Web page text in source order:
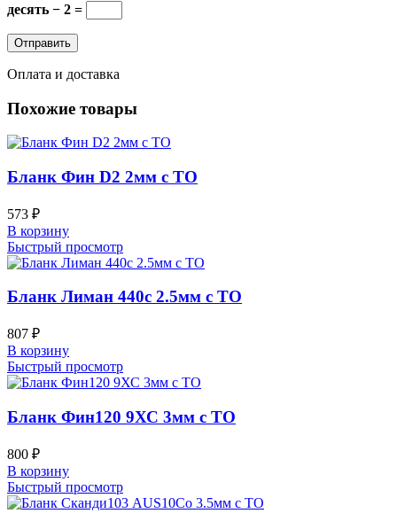
десять − 2 =
Оплата и доставка
Похожие товары
Бланк Фин D2 2мм с ТО
573 ₽
В корзину
Быстрый просмотр
Бланк Лиман 440c 2.5мм с ТО
807 ₽
В корзину
Быстрый просмотр
Бланк Фин120 9ХС 3мм с ТО
800 ₽
В корзину
Быстрый просмотр